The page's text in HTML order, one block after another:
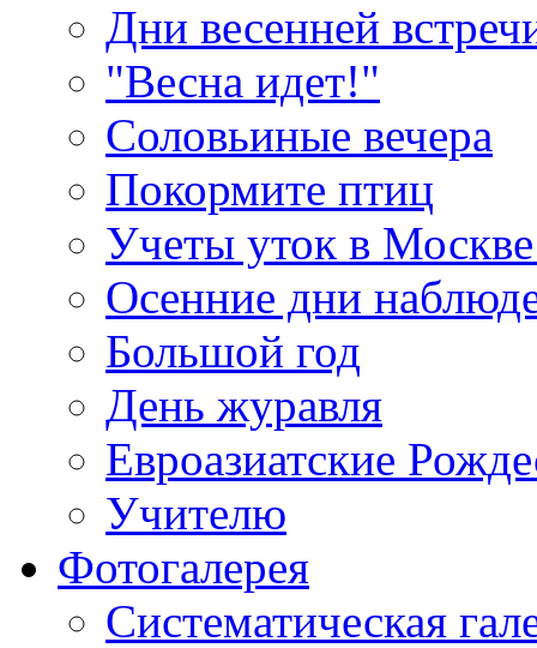
Дни весенней
"Весна идет!"
Соловьиные вечера
Покормите птиц
Учеты уток в
Осенние дни
Большой год
День журавля
Евроазиатские
Учителю
Фотогалерея
Систематическая